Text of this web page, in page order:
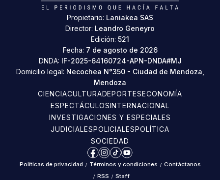
Propietario: Laniakea SAS
Director: Leandro Geneyro
Edición: 521
Fecha: 7 de agosto de 2026
DNDA: IF-2025-64160724-APN-DNDA#MJ
Domicilio legal: Necochea N°350 - Ciudad de Mendoza,
Mendoza
CIENCIACULTURADEPORTESECONOMÍA
ESPECTÁCULOSINTERNACIONAL
INVESTIGACIONES Y ESPECIALES
JUDICIALESPOLICIALESPOLÍTICA
SOCIEDAD
Facebook
Instagram
TikTokYouTube
Políticas de privacidad / Términos y condiciones / Contáctanos
/ RSS / Staff